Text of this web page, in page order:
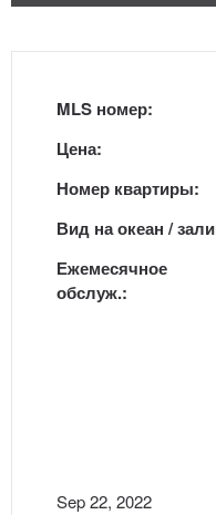
MLS номер:
Цена:
Номер квартиры:
Вид на океан /
Ежемесячное
обслуж.:
Sep 22, 2022